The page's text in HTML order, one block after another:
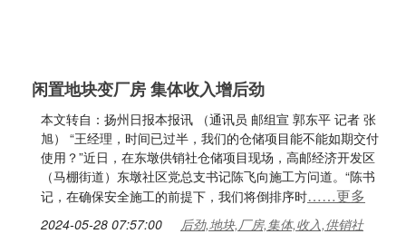
闲置地块变厂房 集体收入增后劲
本文转自：扬州日报本报讯 （通讯员 邮组宣 郭东平 记者 张
旭） “王经理，时间已过半，我们的仓储项目能不能如期交付
使用？”近日，在东墩供销社仓储项目现场，高邮经济开发区
（马棚街道）东墩社区党总支书记陈飞向施工方问道。“陈书
记，在确保安全施工的前提下，我们将倒排序时……更多
2024-05-28 07:57:00 后劲,地块,厂房,集体,收入,供销社